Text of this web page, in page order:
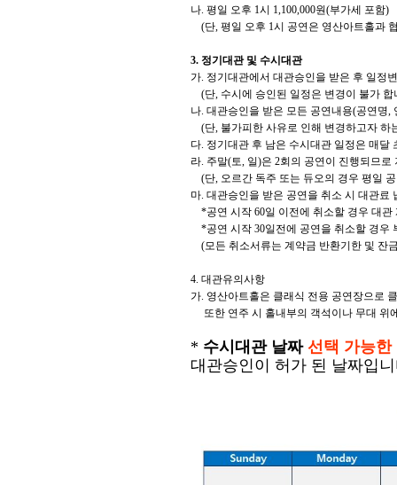
나. 평일 오후 1시 1,100,000원(부가세 포함)
(단, 평일 오후 1시 공연은 영산아트홀과
3. 정기대관 및 수시대관
가. 정기대관에서 대관승인을 받은 후 일정
(단, 수시에 승인된 일정은 변경이 불가 합
나. 대관승인을 받은 모든 공연내용(공연명
(단, 불가피한 사유로 인해 변경하고자 하
다. 정기대관 후 남은 수시대관 일정은 매
라. 주말(토, 일)은 2회의 공연이 진행되므
(단, 오르간 독주 또는 듀오의 경우 평일
마. 대관승인을 받은 공연을 취소 시 대관료
*공연 시작 60일 이전에 취소할 경우 대관
*공연 시작 30일전에 공연을 취소할 경우
(모든 취소서류는 계약금 반환기한 및 잔
4. 대관유의사항
가. 영산아트홀은 클래식 전용 공연장으로
또한 연주 시 홀내부의 객석이나 무대 위
* 수시대관 날짜 선택 가능한
대관승인이 허가 된 날짜입